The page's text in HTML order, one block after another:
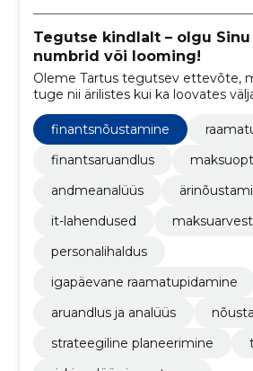
Tegutse kindlalt – olgu
numbrid või looming!
Oleme Tartus tegutsev ettevõte,
tuge nii ärilistes kui ka loovates
tegevus ühendab professionaalse
ärinõustamise ja IT-lahendused
keskmise suurusega ettevõtetele,
arendame brändi Pisikink.ee alt
eritellimuslahendusi.
finantsnõustamine
finantsaruandlus
andmeanalüüs
it-lahendused
personalihaldus
igapäevane raamatupidamine
aruandlus ja analüüs
strateegiline planeerimine